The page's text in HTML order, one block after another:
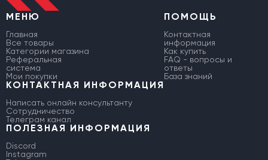
МЕНЮ
Главная
Все товары
Категории магазина
Реферальная
система
Мои покупки
ПОМОЩЬ
Контактная
информация
Как купить
FAQ - вопросы и
ответы
База знаний
КОНТАКТНАЯ ИНФОРМАЦИЯ
Написать онлайн консультанту
Сотрудничество
Телеграм канал
ПОЛЕЗНАЯ ИНФОРМАЦИЯ
Discord
Instagram